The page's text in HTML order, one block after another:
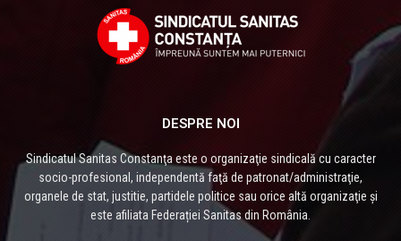
DESPRE NOI
Sindicatul Sanitas Constanţa este o organizaţie sindicală cu caracter
socio-profesional, independentă faţă de patronat/administraţie,
organele de stat, justitie, partidele politice sau orice altă organizaţie și
este afiliata Federației Sanitas din România.